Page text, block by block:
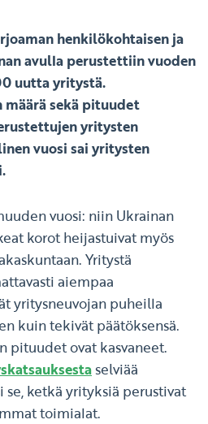
henkilökohtaisen ja
avulla perustettiin vuoden
uutta yritystä.
sekä pituudet
yritysten
vuosi sai yritysten
vuosi: niin Ukrainan
korot heijastuivat myös
Yritystä
aiempaa
yritysneuvojan puheilla
kuin tekivät päätöksensä.
pituudet ovat kasvaneet.
selviää
ketkä yrityksiä perustivat
toimialat.